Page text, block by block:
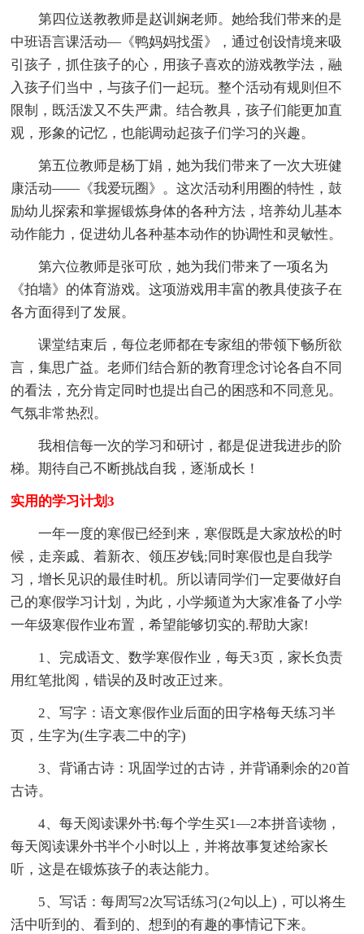
第四位送教教师是赵训娴老师。她给我们带来的是
中班语言课活动—《鸭妈妈找蛋》，通过创设情境来吸
引孩子，抓住孩子的心，用孩子喜欢的游戏教学法，融
入孩子们当中，与孩子们一起玩。整个活动有规则但不
限制，既活泼又不失严肃。结合教具，孩子们能更加直
观，形象的记忆，也能调动起孩子们学习的兴趣。
第五位教师是杨丁娟，她为我们带来了一次大班健
康活动——《我爱玩圈》。这次活动利用圈的特性，鼓
励幼儿探索和掌握锻炼身体的各种方法，培养幼儿基本
动作能力，促进幼儿各种基本动作的协调性和灵敏性。
第六位教师是张可欣，她为我们带来了一项名为
《拍墙》的体育游戏。这项游戏用丰富的教具使孩子在
各方面得到了发展。
课堂结束后，每位老师都在专家组的带领下畅所欲
言，集思广益。老师们结合新的教育理念讨论各自不同
的看法，充分肯定同时也提出自己的困惑和不同意见。
气氛非常热烈。
我相信每一次的学习和研讨，都是促进我进步的阶
梯。期待自己不断挑战自我，逐渐成长！
实用的学习计划3
一年一度的寒假已经到来，寒假既是大家放松的时
候，走亲戚、着新衣、领压岁钱;同时寒假也是自我学
习，增长见识的最佳时机。所以请同学们一定要做好自
己的寒假学习计划，为此，小学频道为大家准备了小学
一年级寒假作业布置，希望能够切实的.帮助大家!
1、完成语文、数学寒假作业，每天3页，家长负责
用红笔批阅，错误的及时改正过来。
2、写字：语文寒假作业后面的田字格每天练习半
页，生字为(生字表二中的字)
3、背诵古诗：巩固学过的古诗，并背诵剩余的20首
古诗。
4、每天阅读课外书:每个学生买1—2本拼音读物，
每天阅读课外书半个小时以上，并将故事复述给家长
听，这是在锻炼孩子的表达能力。
5、写话：每周写2次写话练习(2句以上)，可以将生
活中听到的、看到的、想到的有趣的事情记下来。